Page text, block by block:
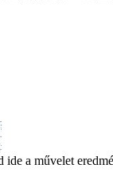
ide a művelet